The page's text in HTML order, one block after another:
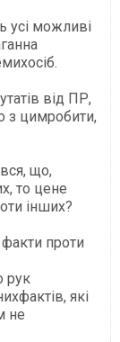
усі можливі
від ПР,
з цимробити,
що,
то цене
інших?
факти проти
рук
які
не